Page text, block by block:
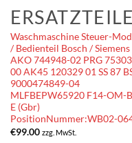
ERSATZTEILE
Waschmaschine Steuer-
/ Bedienteil Bosch / Siemens
AKO 744948-02 PRG
00 AK45 120329 01 SS 87
9000474849-04
MLFBEPW65920 F14-OM-
E (Gbr)
PositionNummer:WB02-
€99.00 zzg. MwSt.